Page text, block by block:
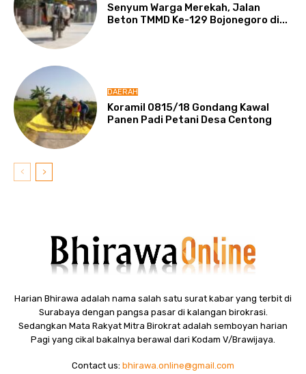
Senyum Warga Merekah, Jalan
Beton TMMD Ke-129 Bojonegoro di...
DAERAH
Koramil 0815/18 Gondang Kawal
Panen Padi Petani Desa Centong
Harian Bhirawa adalah nama salah satu surat kabar yang terbit di
Surabaya dengan pangsa pasar di kalangan birokrasi.
Sedangkan Mata Rakyat Mitra Birokrat adalah semboyan harian
Pagi yang cikal bakalnya berawal dari Kodam V/Brawijaya.
Contact us: bhirawa.online@gmail.com